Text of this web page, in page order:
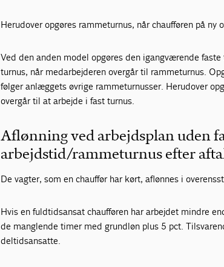
Herudover opgøres rammeturnus, når chaufføren på ny
Ved den anden model opgøres den igangværende
turnus, når medarbejderen overgår til rammeturnus.
følger anlæggets øvrige rammeturnusser. Herudover
overgår til at arbejde i fast turnus.
Aflønning ved arbejdsplan uden
arbejdstid/rammeturnus efter
De vagter, som en chauffør har kørt, aflønnes i
Hvis en fuldtidsansat chaufføren har arbejdet mindre
de manglende timer med grundløn plus 5 pct.
deltidsansatte.